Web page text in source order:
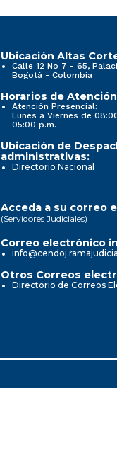
Ubicación Altas
Calle 12 No 7 - 65,
Bogotá - Colombia
Horarios de
Atención Presencial:
Lunes a Viernes de
05:00 p.m.
Ubicación de
administrativas:
Directorio Nacional
Acceda a su correo
(Servidores Judiciales)
Correo electrónico
Otros Correos
Directorio de Correos